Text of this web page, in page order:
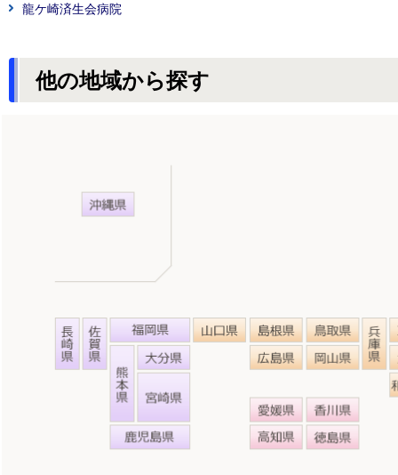
龍ケ崎済生会病院
他の地域から探す